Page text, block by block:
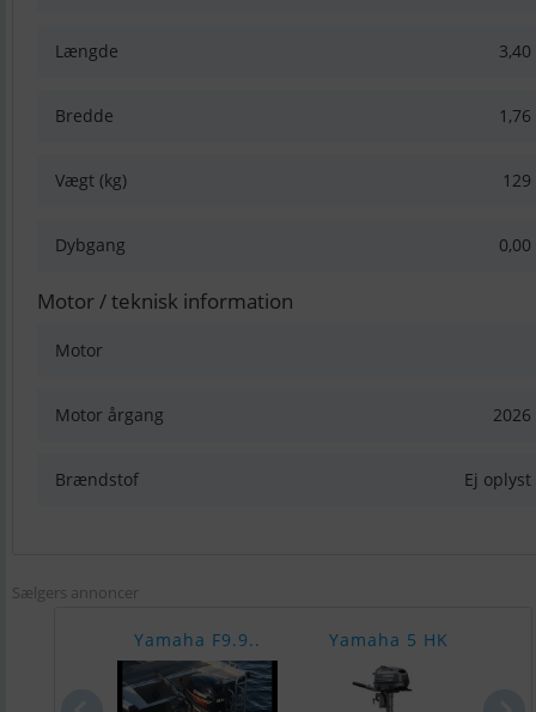
Længde 3,40
Bredde 1,76
Vægt (kg) 129
Dybgang 0,00
Motor / teknisk information
Motor
Motor årgang 2026
Brændstof Ej oplyst
Sælgers annoncer
Yamaha F9.9.. Yamaha 5 HK